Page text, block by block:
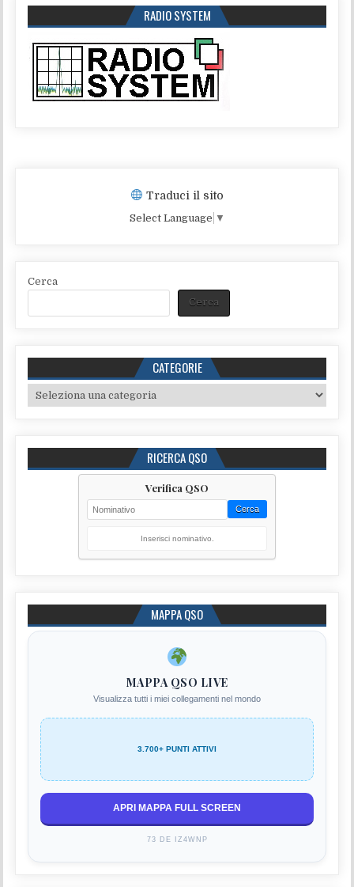
RADIO SYSTEM
Traduci il sito
Select Language ▼
Cerca
Cerca
CATEGORIE
Categorie
RICERCA QSO
Verifica QSO
Cerca
Inserisci nominativo.
MAPPA QSO
MAPPA QSO LIVE
Visualizza tutti i miei collegamenti nel mondo
3.700+ PUNTI ATTIVI
APRI MAPPA FULL SCREEN
73 DE IZ4WNP